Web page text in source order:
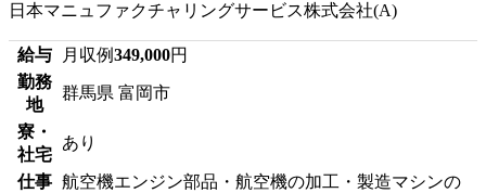
日本マニュファクチャリングサービス株式会社(A)
給与 月収例349,000円
勤務
地
群馬県 富岡市
寮・
社宅
あり
仕事 航空機エンジン部品・航空機の加工・製造マシンの